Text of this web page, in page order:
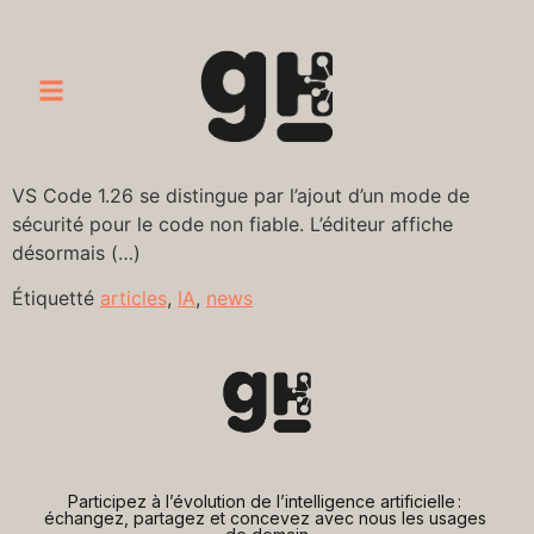
VS Code 1.26 se distingue par l’ajout d’un mode de
sécurité pour le code non fiable. L’éditeur affiche
désormais (…)
Étiquetté articles, IA, news
Participez à l’évolution de l’intelligence artificielle :
échangez, partagez et concevez avec nous les usages